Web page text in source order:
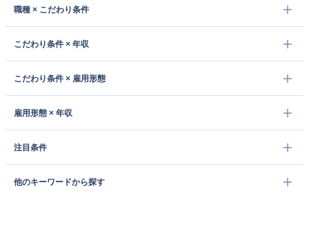
職種 × こだわり条件
こだわり条件 × 年収
こだわり条件 × 雇用形態
雇用形態 × 年収
注目条件
他のキーワードから探す